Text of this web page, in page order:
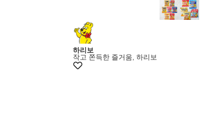
하리보
작고 쫀득한 즐거움, 하리보